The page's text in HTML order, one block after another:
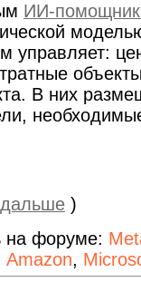
ИИ-
управляет:
В них
)
на форуме:
Amazon,